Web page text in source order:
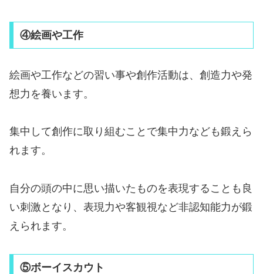
④絵画や工作
絵画や工作などの習い事や創作活動は、創造力や発
想力を養います。
集中して創作に取り組むことで集中力なども鍛えら
れます。
自分の頭の中に思い描いたものを表現することも良
い刺激となり、表現力や客観視など非認知能力が鍛
えられます。
⑤ボーイスカウト